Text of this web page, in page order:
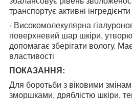
транспортує активні
- Високомолекулярна
поверхневий шар шкіри,
допомагає зберігати вологу.
властивості
ПОКАЗАННЯ:
Для боротьби з віковими
зморшками, дряблістю шкіри,